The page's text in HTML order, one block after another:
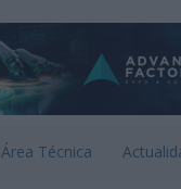
Área Técnica